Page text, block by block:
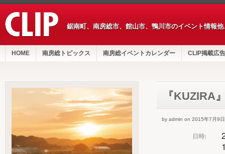
鋸南町、南房総市、館山市、鴨川市のイベント情報
HOME 南房総トピックス 南房総イベントカレンダー CLIP掲載広告
『KUZIRA
by admin on 2015年7月9日
日時: